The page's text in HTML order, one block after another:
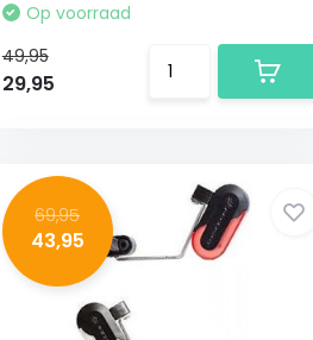
Op voorraad
49,95
29,95
69,95
43,95